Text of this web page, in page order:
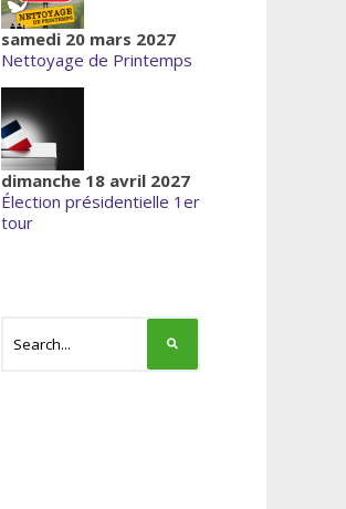
samedi 20 mars 2027
Nettoyage de Printemps
dimanche 18 avril 2027
Élection présidentielle 1er
tour